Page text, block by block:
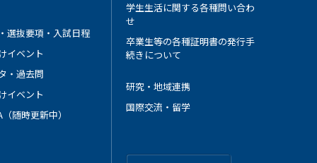
選抜要項・入試日程
イベント
・過去問
イベント
随時更新中）
学生生活に関する各種問い合わ
せ
卒業生等の各種証明書の発行手
続きについて
研究・地域連携
国際交流・留学